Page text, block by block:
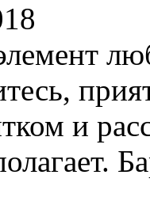
и